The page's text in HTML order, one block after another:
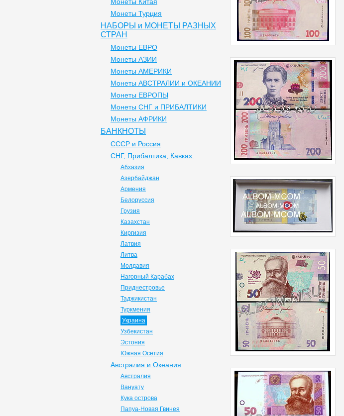
Монеты Турция
НАБОРЫ и МОНЕТЫ РАЗНЫХ
СТРАН
Монеты ЕВРО
Монеты АЗИИ
Монеты АМЕРИКИ
Монеты АВСТРАЛИИ и ОКЕАНИИ
Монеты ЕВРОПЫ
Монеты СНГ и ПРИБАЛТИКИ
Монеты АФРИКИ
БАНКНОТЫ
СССР и Россия
СНГ, Прибалтика, Кавказ.
Абхазия
Азербайджан
Армения
Белоруссия
Грузия
Казахстан
Киргизия
Латвия
Литва
Молдавия
Нагорный Карабах
Приднестровье
Таджикистан
Туркмения
Украина
Узбекистан
Эстония
Южная Осетия
Австралия и Океания
Австралия
Вануату
Кука острова
Папуа-Новая Гвинея